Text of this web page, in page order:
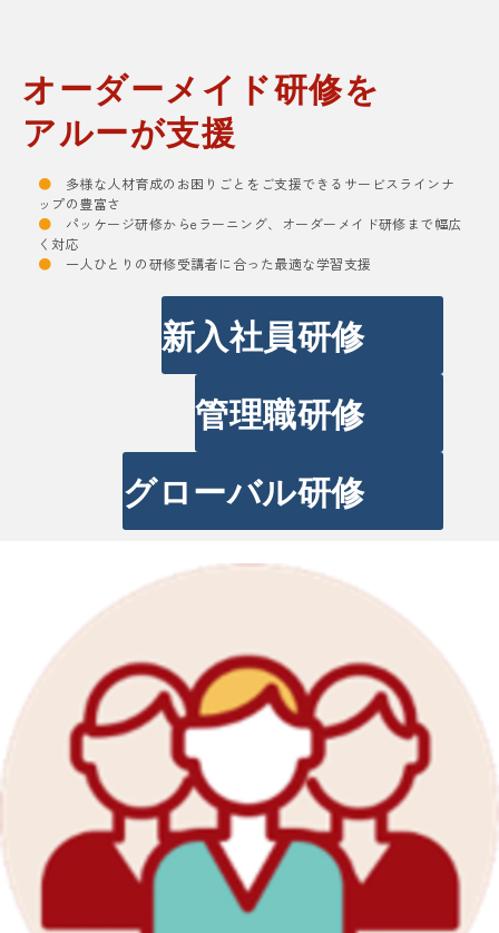
オーダーメイド研修を
アルーが支援
● 多様な人材育成のお困りごとをご支援できるサービスラインナ
ップの豊富さ
● パッケージ研修からeラーニング、オーダーメイド研修まで幅広
く対応
● 一人ひとりの研修受講者に合った最適な学習支援
新入社員研修
管理職研修
グローバル研修